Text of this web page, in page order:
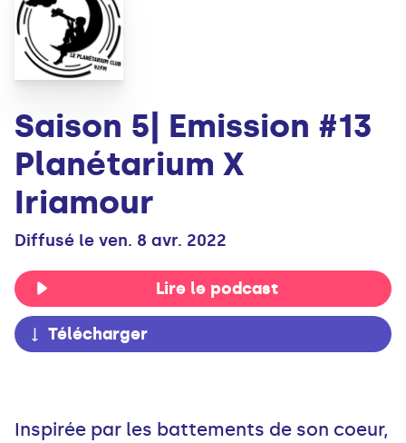
Saison 5| Emission #13
Planétarium X
Iriamour
Diffusé le ven. 8 avr. 2022
Lire le podcast
Télécharger
Inspirée par les battements de son coeur,